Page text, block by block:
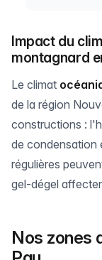
Impact du
montagnard
Le climat
de la région
constructions :
de condensation
régulières
gel-dégel
Nos zones